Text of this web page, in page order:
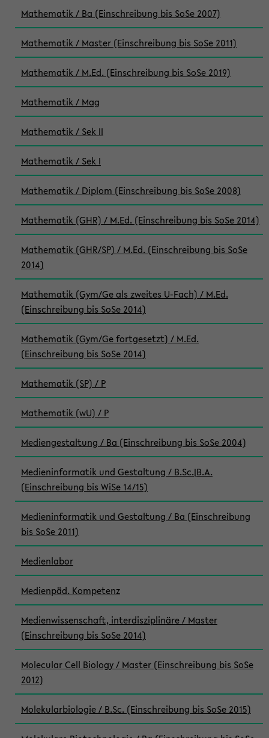
Mathematik / Ba (Einschreibung bis SoSe 2007)
Mathematik / Master (Einschreibung bis SoSe 2011)
Mathematik / M.Ed. (Einschreibung bis SoSe 2019)
Mathematik / Mag
Mathematik / Sek II
Mathematik / Sek I
Mathematik / Diplom (Einschreibung bis SoSe 2008)
Mathematik (GHR) / M.Ed. (Einschreibung bis SoSe 2014)
Mathematik (GHR/SP) / M.Ed. (Einschreibung bis SoSe
2014)
Mathematik (Gym/Ge als zweites U-Fach) / M.Ed.
(Einschreibung bis SoSe 2014)
Mathematik (Gym/Ge fortgesetzt) / M.Ed.
(Einschreibung bis SoSe 2014)
Mathematik (SP) / P
Mathematik (wU) / P
Mediengestaltung / Ba (Einschreibung bis SoSe 2004)
Medieninformatik und Gestaltung / B.Sc.|B.A.
(Einschreibung bis WiSe 14/15)
Medieninformatik und Gestaltung / Ba (Einschreibung
bis SoSe 2011)
Medienlabor
Medienpäd. Kompetenz
Medienwissenschaft, interdisziplinäre / Master
(Einschreibung bis SoSe 2014)
Molecular Cell Biology / Master (Einschreibung bis SoSe
2012)
Molekularbiologie / B.Sc. (Einschreibung bis SoSe 2015)